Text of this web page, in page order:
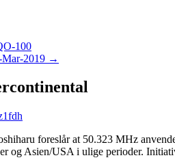
100
2019 →
foreslår at 50.323 MHz
og Asien/USA i ulige perioder.